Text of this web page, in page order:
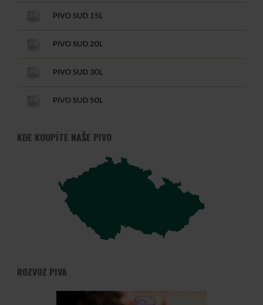
PIVO SUD 15L
PIVO SUD 20L
PIVO SUD 30L
PIVO SUD 50L
KDE KOUPÍTE NAŠE PIVO
ROZVOZ PIVA